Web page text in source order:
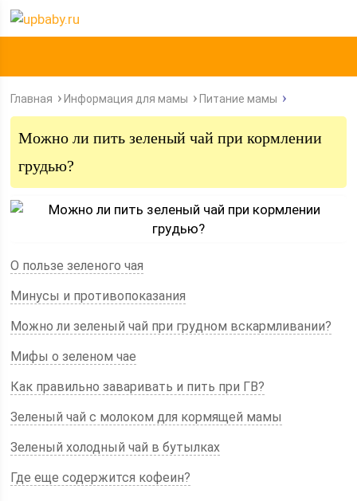
Главная Информация для мамы Питание мамы
Можно ли пить зеленый чай при кормлении
грудью?
О пользе зеленого чая
Минусы и противопоказания
Можно ли зеленый чай при грудном вскармливании?
Мифы о зеленом чае
Как правильно заваривать и пить при ГВ?
Зеленый чай с молоком для кормящей мамы
Зеленый холодный чай в бутылках
Где еще содержится кофеин?